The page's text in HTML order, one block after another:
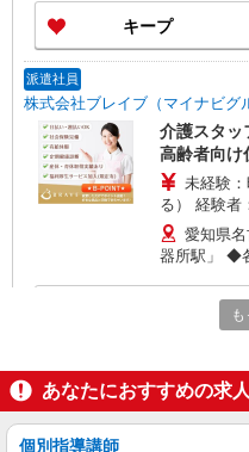
キープ
派遣社員
株式会社ブレイブ（マイナビグ
介護スタ
高齢者向け
務先から選
未経験
る） 経験者
る） ◎月収例 時給1800円×1日8時間×22日（週5
日）＝31万6800円 ◆昇給あり
払い/週払い
時にご相談
当社規定あ
愛知県名古屋市
器所駅」 ◆
グループホーム ソラスト向山/
介護職員（
時給
あなたにおすすめの求
個別指導講師